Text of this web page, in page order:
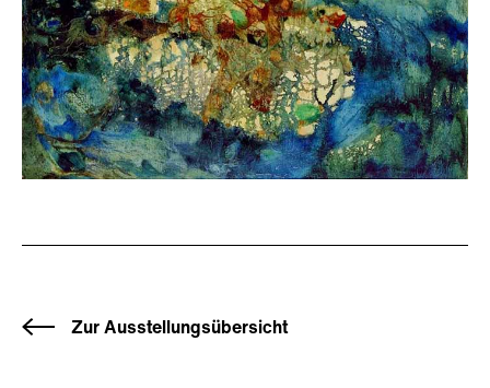
Zur Ausstellungsübersicht